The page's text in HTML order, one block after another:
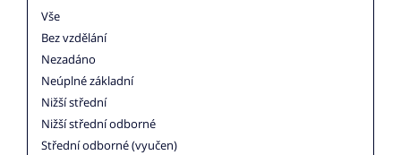
Vše
Bez vzdělání
Nezadáno
Neúplné základní
Nižší střední
Nižší střední odborné
Střední odborné (vyučen)